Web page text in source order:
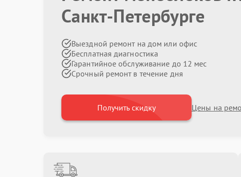
Санкт-Петербурге
Выездной ремонт на дом или офис
Бесплатная диагностика
Гарантийное обслуживание до 12 мес
Срочный ремонт в течение дня
Получить скидку Цены на